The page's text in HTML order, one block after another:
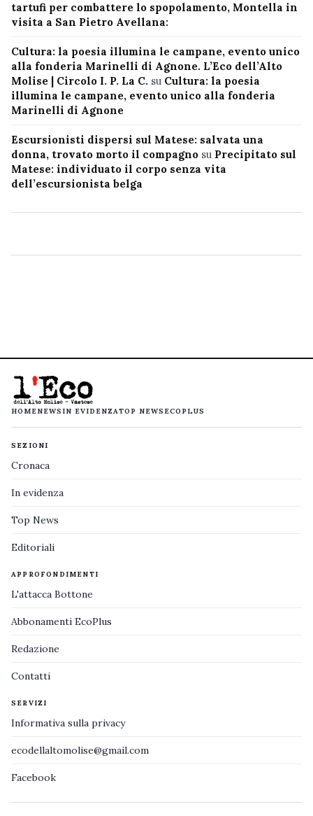
tartufi per combattere lo spopolamento, Montella in
visita a San Pietro Avellana:
Cultura: la poesia illumina le campane, evento unico
alla fonderia Marinelli di Agnone. L’Eco dell’Alto
Molise | Circolo I. P. La C. su Cultura: la poesia
illumina le campane, evento unico alla fonderia
Marinelli di Agnone
Escursionisti dispersi sul Matese: salvata una
donna, trovato morto il compagno su Precipitato sul
Matese: individuato il corpo senza vita
dell’escursionista belga
HOMENEWS IN EVIDENZATOP NEWS ECOPLUS
SEZIONI
Cronaca
In evidenza
Top News
Editoriali
APPROFONDIMENTI
L'attacca Bottone
Abbonamenti EcoPlus
Redazione
Contatti
SERVIZI
Informativa sulla privacy
ecodellaltomolise@gmail.com
Facebook